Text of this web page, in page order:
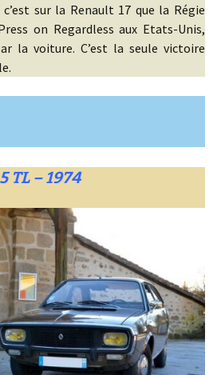
c’est sur la Renault 17 que la Régie
on Regardless aux Etats-Unis,
la voiture. C’est la seule victoire
TL –1974